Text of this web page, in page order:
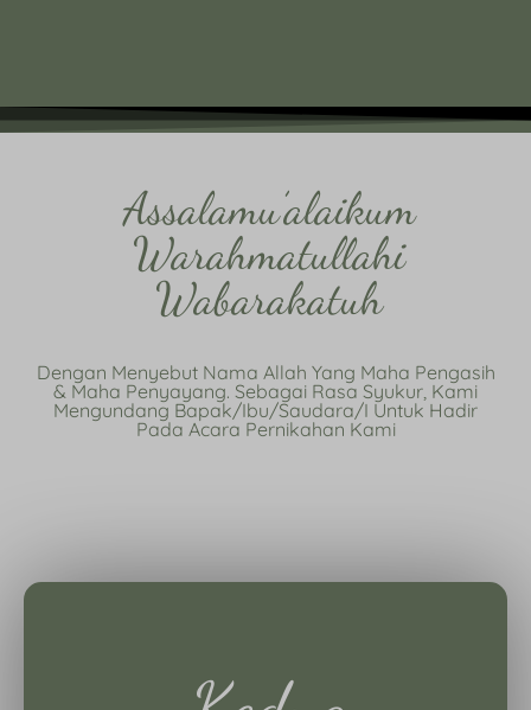
Assalamu’alaikum
Warahmatullahi
Wabarakatuh
Dengan Menyebut Nama Allah Yang Maha Pengasih
& Maha Penyayang. Sebagai Rasa Syukur, Kami
Mengundang Bapak/Ibu/Saudara/i Untuk Hadir
Pada Acara Pernikahan Kami